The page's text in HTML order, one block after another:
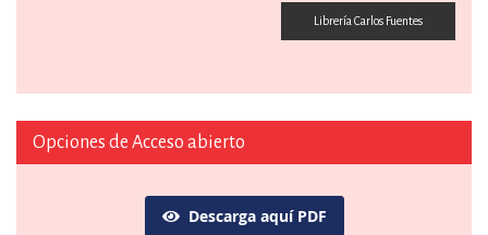
Librería Carlos Fuentes
Opciones de Acceso abierto
Descarga aquí PDF